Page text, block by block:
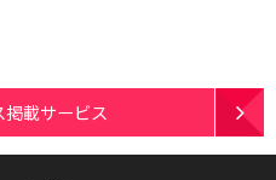
載サービス